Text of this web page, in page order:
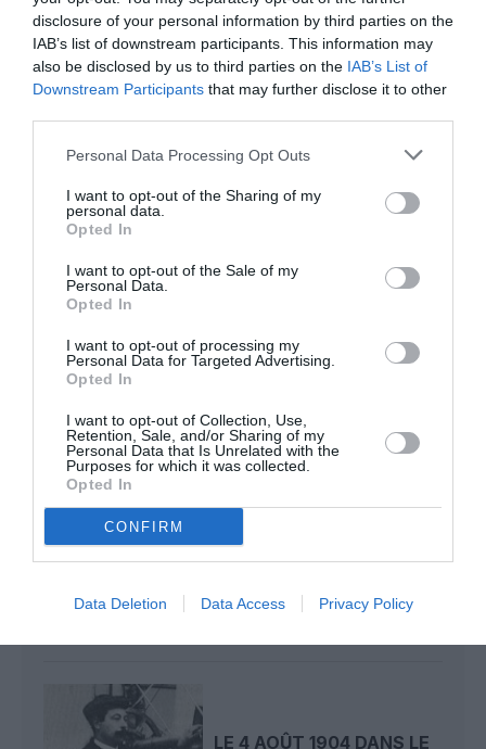
disclosure of your personal information by third parties on the
IAB’s list of downstream participants. This information may
also be disclosed by us to third parties on the IAB’s List of
Downstream Participants that may further disclose it to other
Personal Data Processing Opt Outs
I want to opt-out of the Sharing of my
personal data.
Opted In
I want to opt-out of the Sale of my
Personal Data.
Opted In
I want to opt-out of processing my
Personal Data for Targeted Advertising.
Opted In
I want to opt-out of Collection, Use,
Retention, Sale, and/or Sharing of my
Personal Data that Is Unrelated with the
Purposes for which it was collected.
Opted In
CONFIRM
Data Deletion Data Access Privacy Policy
a commenté l'article :
Aéroports du Maroc : la carte d’embarquement passe
au tout numérique avec Pax Check
histoire de l'aviation
CIEL : ROGER SOMMER
LE 5 AOÛT 1908 DANS LE
CIEL : LE « ZEPPELIN »
LE 4 AOÛT 1904 DANS LE